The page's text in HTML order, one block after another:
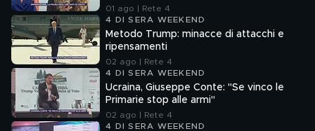
01 ago | Rete 4
4 DI SERA WEEKEND
Metodo Trump: minacce di attacchi e
ripensamenti
02 ago | Rete 4
4 DI SERA WEEKEND
Ucraina, Giuseppe Conte: "Se vinco le
Primarie stop alle armi"
02 ago | Rete 4
4 DI SERA WEEKEND